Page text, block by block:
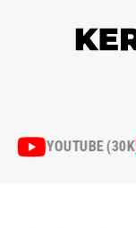
YOUTUBE (30K)